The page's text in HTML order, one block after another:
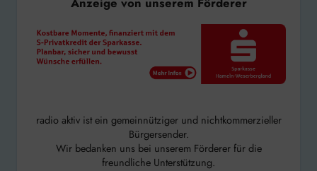
radio aktiv ist ein gemeinnütziger und nichtkommerzieller
Bürgersender.
Wir bedanken uns bei unserem Förderer für die
freundliche Unterstützung.